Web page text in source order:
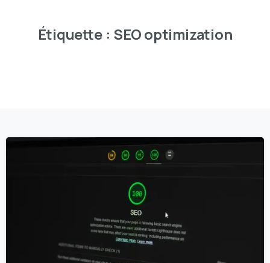
Étiquette : SEOoptimization